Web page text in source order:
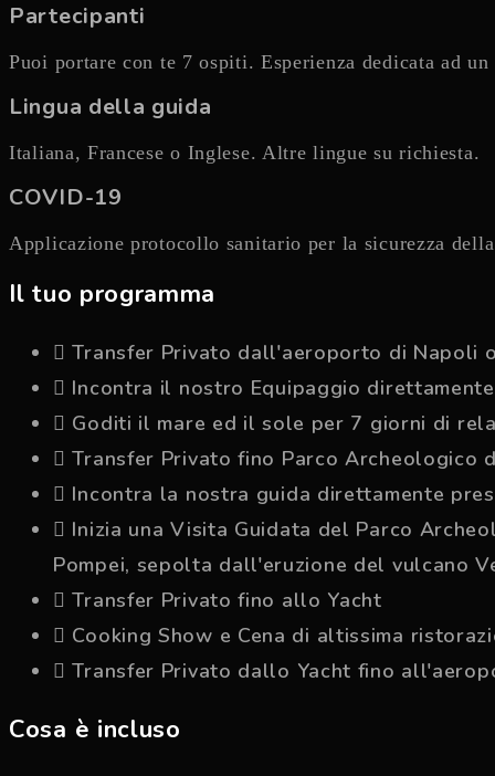
Partecipanti
Puoi portare con te 7 ospiti. Esperienza dedicata ad un
Lingua della guida
Italiana, Francese o Inglese. Altre lingue su richiesta.
COVID-19
Applicazione protocollo sanitario per la sicurezza
Il tuo programma
Transfer Privato dall'aeroporto di Napoli
Incontra il nostro Equipaggio
Goditi il mare ed il sole per 7 giorni di
Transfer Privato fino Parco Archeologico
Incontra la nostra guida direttamente
Inizia una Visita Guidata del Parco
Pompei, sepolta dall'eruzione del vulcano
Transfer Privato fino allo Yacht
Cooking Show e Cena di altissima
Transfer Privato dallo Yacht fino
Cosa è incluso